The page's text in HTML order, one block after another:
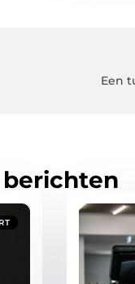
Een